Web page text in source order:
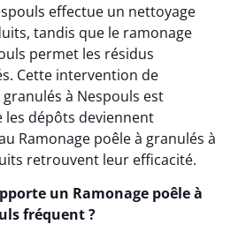
effectue un nettoyage
tandis que le ramonage
permet les résidus
Cette intervention de
à Nespouls est
les dépôts deviennent
Ramonage poêle à granulés à
retrouvent leur efficacité.
un Ramonage poêle à
fréquent ?